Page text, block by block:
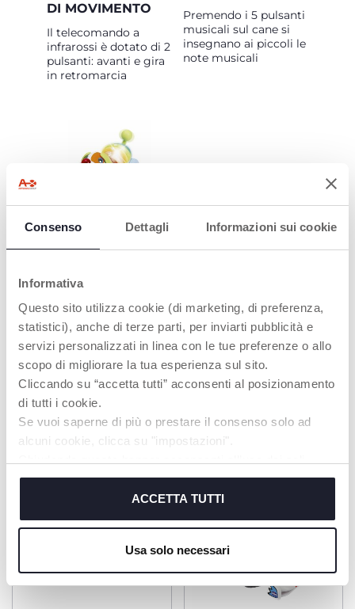
Consenso Dettagli Informazioni sui cookie
Informativa
Questo sito utilizza cookie (di marketing, di preferenza,
statistici), anche di terze parti, per inviarti pubblicità e
servizi personalizzati in linea con le tue preferenze o allo
scopo di migliorare la tua esperienza sul sito.
Cliccando su “accetta tutti” acconsenti al posizionamento
di tutti i cookie.
Se vuoi saperne di più o prestare il consenso solo ad
alcuni cookie, clicca su "impostazioni".
cookie tecnici, indispensabili per fruire del servizio
ACCETTA TUTTI
Usa solo necessari
DI MOVIMENTO
Il telecomando a
infrarossi è dotato di 2
pulsanti: avanti e gira
in retromarcia
Premendo i 5 pulsanti
musicali sul cane si
insegnano ai piccoli le
note musicali
COME UN VERO
CAGNOLINO
abbaia come un vero
cagnolino
PRODOTTI CHE POTREBBERO
INTERESSARTI